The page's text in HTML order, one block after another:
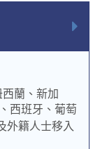
蘭、新加
西班牙、葡萄
外籍人士移入